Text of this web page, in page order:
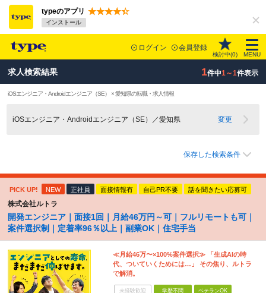
typeのアプリ
インストール
ログイン 会員登録
検討中(0) MENU
求人検索結果 1件中1～1件表示
iOSエンジニア・Androidエンジニア（SE） × 愛知県の転職・求人情報
iOSエンジニア・Androidエンジニア（SE）／愛知県 変更
保存した検索条件
PICK UP! NEW 正社員 面接情報有 自己PR不要 話を聞きたい応募可
株式会社ルトラ
開発エンジニア｜面接1回｜月給46万円～可｜フルリモートも可｜
案件選択制｜定着率96％以上｜副業OK｜住宅手当
≪月給46万〜×100%案件選択≫ 「生成AIの時
代、ついていくためには…」 その焦り、ルトラ
で解消。
未経験歓迎 学歴不問 ベテランOK